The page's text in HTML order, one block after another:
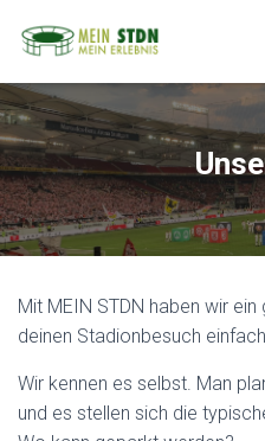
Mit MEIN STDN haben wir
deinen Stadionbesuch
Wir kennen es selbst. Man
und es stellen sich die